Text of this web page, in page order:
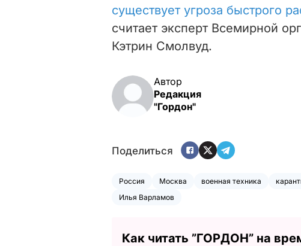
существует угроза быстрого
считает эксперт Всемирной
Кэтрин Смолвуд.
Автор
Редакция
"Гордон"
Поделиться
Россия Москва военная техника
Илья Варламов
Как читать ”ГОРДОН” на